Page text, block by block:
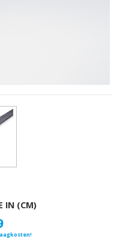
IN (CM)